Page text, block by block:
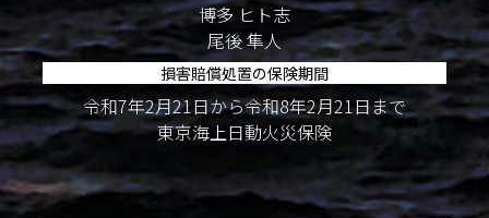
博多 ヒト志
尾後 隼人
損害賠償処置の保険期間
令和7年2月21日から令和8年2月21日まで
東京海上日動火災保険